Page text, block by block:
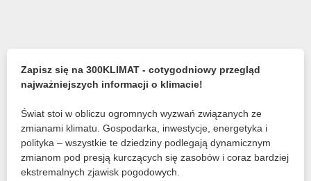
Zapisz się na 300KLIMAT - cotygodniowy przegląd
najważniejszych informacji o klimacie!
Świat stoi w obliczu ogromnych wyzwań związanych ze
zmianami klimatu. Gospodarka, inwestycje, energetyka i
polityka – wszystkie te dziedziny podlegają dynamicznym
zmianom pod presją kurczących się zasobów i coraz bardziej
ekstremalnych zjawisk pogodowych.